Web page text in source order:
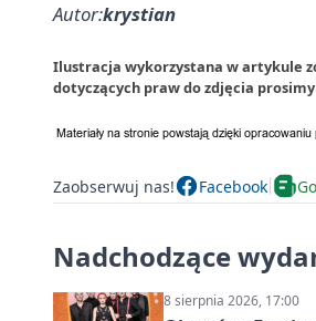
Autor:krystian
Ilustracja wykorzystana w artykule
dotyczących praw do zdjęcia
Zaobserwuj nas! Facebook
Nadchodzące
8 sierpnia 2026, 17:00